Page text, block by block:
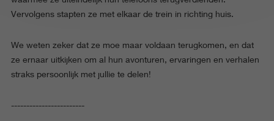
Vervolgens stapten ze met elkaar de trein in richting huis.
We weten zeker dat ze moe maar voldaan terugkomen, en dat
ze ernaar uitkijken om al hun avonturen, ervaringen en verhalen
straks persoonlijk met jullie te delen!
------------------------